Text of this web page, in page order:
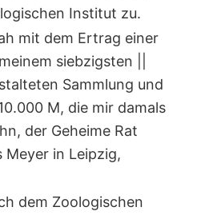
Institut zu.
mit dem Ertrag einer
siebzigsten ||
Sammlung und
M, die mir damals
der Geheime Rat
Meyer in Leipzig,
dem Zoologischen